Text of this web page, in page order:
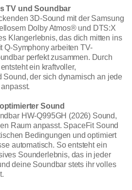
TV und Soundbar
3D-Sound mit der Samsung
Dolby Atmos® und DTS:X
Klangerlebnis, das dich mitten ins
Q-Symphony arbeiten TV-
perfekt zusammen. Durch
ein kraftvoller,
Sound, der sich dynamisch an jede
Sound
HW-Q995GH (2026) Sound,
Raum anpasst. SpaceFit Sound
Bedingungen und optimiert
automatisch. So entsteht ein
Sounderlebnis, das in jeder
deine Soundbar stets ihr volles